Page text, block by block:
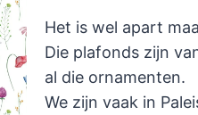
Het is wel apart
Die plafonds zijn
al die ornamenten.
We zijn vaak in